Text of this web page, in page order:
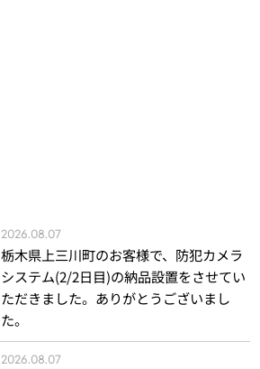
2026.08.07
栃木県上三川町のお客様で、防犯カメラ
システム(2/2日目)の納品設置をさせてい
ただきました。ありがとうございまし
た。
2026.08.07